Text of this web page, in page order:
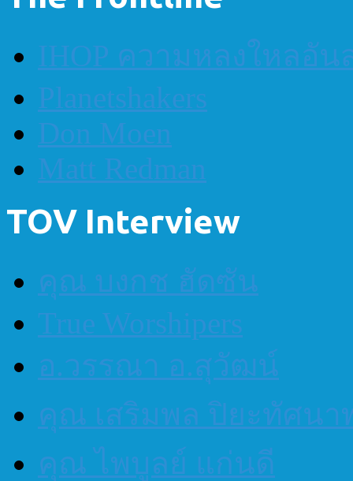
IHOP ความหลงใหลอัน
Planetshakers
Don Moen
Matt Redman
TOV Interview
คุณ บงกช ฮัดซัน
True Worshipers
อ.วรรณา อ.สุวัฒน์
คุณ เสริมพล ปิยะทัศนา
คุณ ไพบูลย์ แก่นดี